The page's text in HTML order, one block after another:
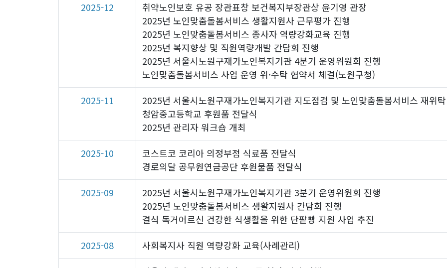
2025-12
취약노인보호 유공 장관표창 보건복지부장관상 윤기영 관장
2025년 노인맞춤돌봄서비스 생활지원사 근무평가 진행
2025년 노인맞춤돌봄서비스 종사자 역량강화교육 진행
2025년 복지향상 및 직원역량개발 간담회 진행
2025년 서울시노원구재가노인복지기관 4분기 운영위원회 진행
노인맞춤돌봄서비스 사업 운영 위·수탁 협약서 체결(노원구청)
2025-11
2025년 서울시노원구재가노인복지기관 지도점검 및 노인맞춤돌봄서비스 재위
청암중고등학교 후원품 전달식
2025년 관리자 워크숍 개최
2025-10
코스트코 코리아 의정부점 식료품 전달식
경로의달 공무원연금공단 후원물품 전달식
2025-09
2025년 서울시노원구재가노인복지기관 3분기 운영위원회 진행
2025년 노인맞춤돌봄서비스 생활지원사 간담회 진행
결식 독거어르신 건강한 식생활을 위한 단팥빵 지원 사업 추진
2025-08
사회복지사 직원 역량강화 교육(사례관리)